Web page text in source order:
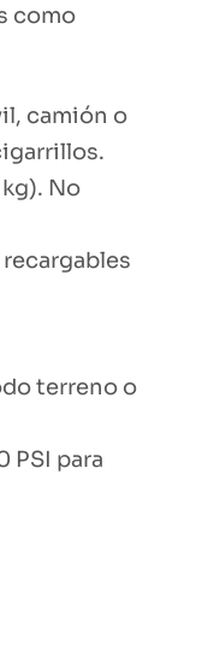
中文
como
camión o
No
terreno o
PSI para